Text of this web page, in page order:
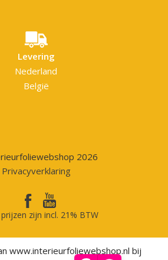
Levering
Nederland
België
2026
Privacyverklaring
zijn incl. 21% BTW
www.interieurfoliewebshop.nl bij